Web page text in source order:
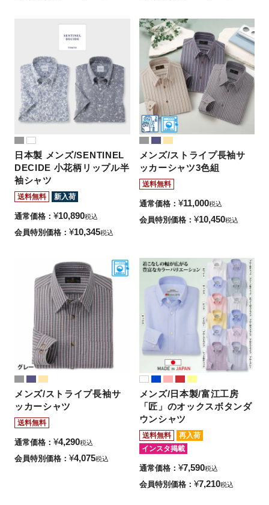
日本製 メンズ/SENTINEL
DECIDE 小花柄リップル半
袖シャツ
送料無料 新入荷
通常価格 ¥10,890税込
会員特別価格 ¥10,345税込
メンズ/ストライプ長袖サ
ッカーシャツ3色組
送料無料
通常価格 ¥11,000税込
会員特別価格 ¥10,450税込
メンズ/ストライプ長袖サ
ッカーシャツ
送料無料
通常価格 ¥4,290税込
会員特別価格 ¥4,075税込
メンズ/日本製/富江工房
「匠」のオックスボタンダ
ウンシャツ
送料無料
再入荷
インスタ掲載
通常価格 ¥7,590税込
会員特別価格 ¥7,210税込